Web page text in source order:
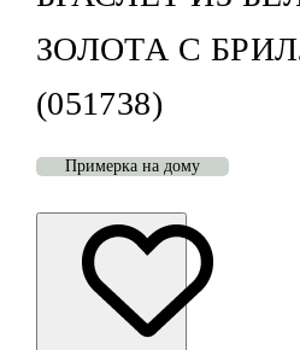
ЗОЛОТА С
(051738)
Примерка на дому